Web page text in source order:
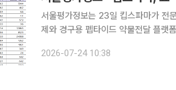
서울평가정보는 23일 킵스파마가 전
제와 경구용 펩타이드 약물전달 플랫
이날 한국IR협의회의 의뢰로 발간한
2026-07-24 10:38